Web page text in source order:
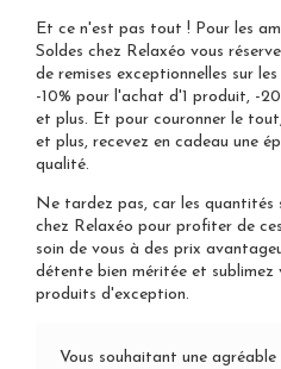
Et ce n'est pas tout ! Pour les
Soldes chez Relaxéo vous
de remises exceptionnelles sur
-10% pour l'achat d'1 produit, -
et plus. Et pour couronner le
et plus, recevez en cadeau une
qualité.
Ne tardez pas, car les quantités
chez Relaxéo pour profiter de
soin de vous à des prix
détente bien méritée et
produits d'exception.
Vous souhaitant une